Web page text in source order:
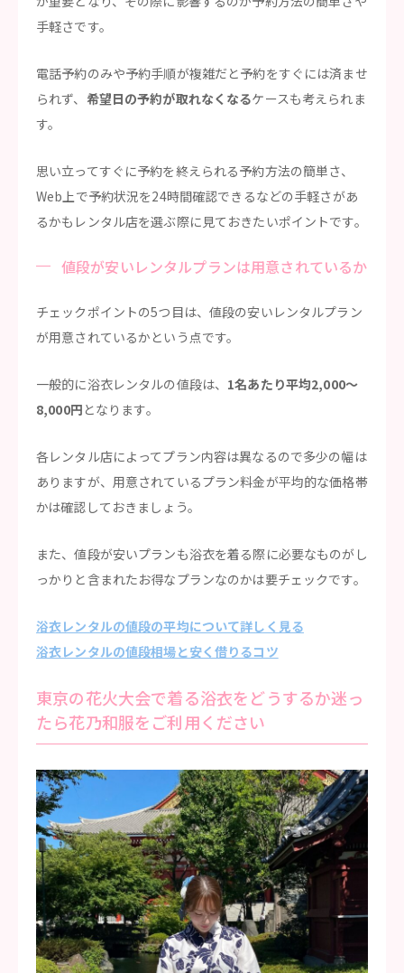
手軽さです。
電話予約のみや予約手順が複雑だと予約をすぐには済ませ
られず、 希望日の予約が取れなくなるケースも考えられま
す。
思い立ってすぐに予約を終えられる予約方法の簡単さ、
Web上で予約状況を24時間確認できるなどの手軽さがあ
るかもレンタル店を選ぶ際に見ておきたいポイントです。
値段が安いレンタルプランは用意されているか
チェックポイントの5つ目は、値段の安いレンタルプラン
が用意されているかという点です。
一般的に浴衣レンタルの値段は、 1名あたり平均2,000～
8,000円 となります。
各レンタル店によってプラン内容は異なるので多少の幅は
ありますが、用意されているプラン料金が平均的な価格帯
かは確認しておきましょう。
また、値段が安いプランも浴衣を着る際に必要なものがし
っかりと含まれたお得なプランなのかは要チェックです。
浴衣レンタルの値段の平均について詳しく見る
浴衣レンタルの値段相場と安く借りるコツ
東京の花火大会で着る浴衣をどうするか迷っ
たら花乃和服をご利用ください